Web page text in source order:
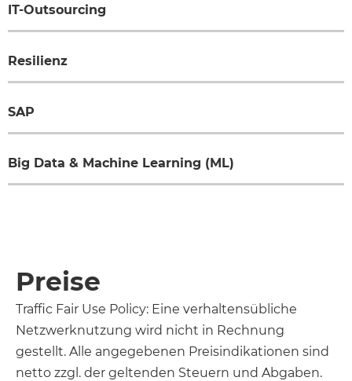
IT-Outsourcing
Resilienz
SAP
Big Data & Machine Learning (ML)
Preise
Traffic Fair Use Policy: Eine verhaltensübliche
Netzwerknutzung wird nicht in Rechnung
gestellt. Alle angegebenen Preisindikationen sind
netto zzgl. der geltenden Steuern und Abgaben.